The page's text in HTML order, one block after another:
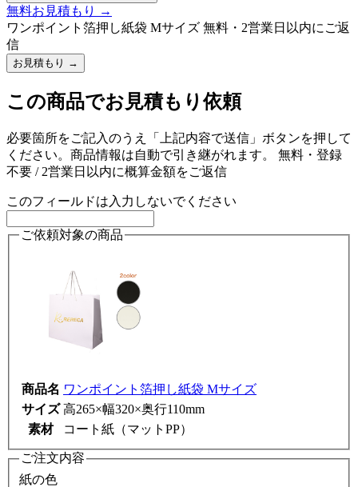
無料お見積もり
→
ワンポイント箔押し紙袋 Mサイズ 無料・2営業日以内にご返
信
お見積もり →
この商品でお見積もり依頼
必要箇所をご記入のうえ「上記内容で送信」ボタンを押して
ください。商品情報は自動で引き継がれます。 無料・登録
不要 / 2営業日以内に概算金額をご返信
このフィールドは入力しないでください
ご依頼対象の商品
商品名 ワンポイント箔押し紙袋 Mサイズ
サイズ 高265×幅320×奥行110mm
素材
コート紙（マットPP）
ご注文内容
紙の色